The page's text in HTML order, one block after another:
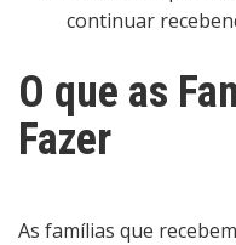
continuar
O que as
Fazer
As famílias que